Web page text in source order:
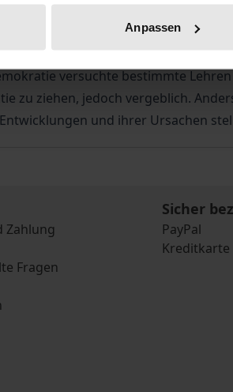
Anpassen
wie Deutschland – zwei
nach acht Monaten im Oktober
nicht zuletzt infolge der
versuchte bestimmte
zu ziehen, jedoch vergeblich.
und ihrer Ursachen
Zahlung
Fragen
Sicher
PayPal
Kreditkarte